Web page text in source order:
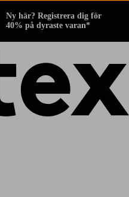
Ny här? Registrera dig för
40% på dyraste varan*